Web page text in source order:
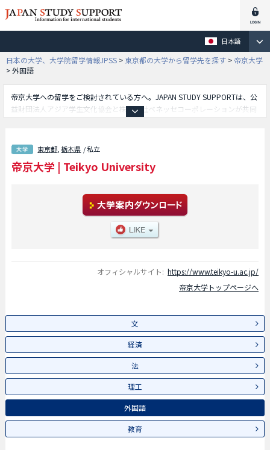
日本語
日本の大学、大学院留学情報JPSS > 東京都の大学から留学先を探す > 帝京大学
>外国語
帝京大学への留学をご検討されている方へ。JAPAN STUDY SUPPORTは、公
益財団法人アジア学生文化協会と株式会社ベネッセコーポレーションが共同
報も掲載していますので、帝京大学に関する留学情報をお探しの方は是非ご
利用下さい。その他、外国人留学生募集をしている約1,300校の大学・大学
院・短大・専門学校情報も掲載しています。
東京都 ,栃木県 / 私立
帝京大学 | Teikyo University
オフィシャルサイト: https://www.teikyo-u.ac.jp/
帝京大学トップページへ
文
経済
法
理工
外国語
教育